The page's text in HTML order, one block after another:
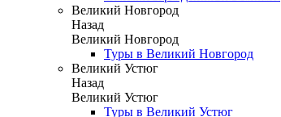
Великий Новгород
Назад
Великий Новгород
Туры в Великий Новгород
Великий Устюг
Назад
Великий Устюг
Туры в Великий Устюг